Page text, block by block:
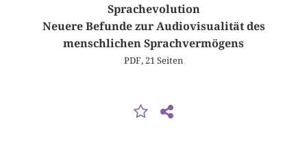
Sprachevolution
Neuere Befunde zur Audiovisualität des
menschlichen Sprachvermögens
PDF, 21 Seiten